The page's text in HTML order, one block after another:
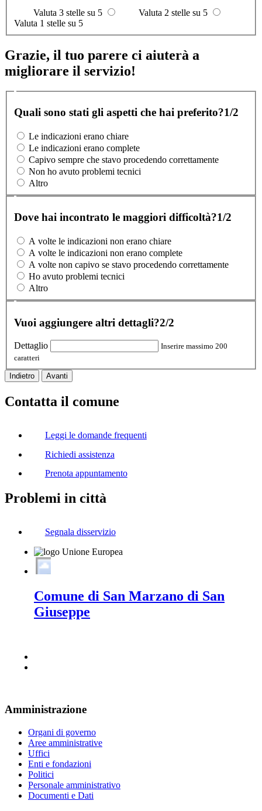
Valuta 3 stelle su 5
Valuta 2 stelle su 5
Valuta 1 stelle su 5
Grazie, il tuo parere ci aiuterà a
migliorare il servizio!
Quali sono stati gli aspetti che hai preferito?1/2
Le indicazioni erano chiare
Le indicazioni erano complete
Capivo sempre che stavo procedendo correttamente
Non ho avuto problemi tecnici
Altro
Dove hai incontrato le maggiori difficoltà?1/2
A volte le indicazioni non erano chiare
A volte le indicazioni non erano complete
A volte non capivo se stavo procedendo correttamente
Ho avuto problemi tecnici
Altro
Vuoi aggiungere altri dettagli?2/2
Dettaglio
Inserire massimo 200
caratteri
Indietro Avanti
Contatta il comune
Leggi le domande frequenti
Richiedi assistenza
Prenota appuntamento
Problemi in città
Segnala disservizio
Comune di San Marzano di San
Giuseppe
Amministrazione
Organi di governo
Aree amministrative
Uffici
Enti e fondazioni
Politici
Personale amministrativo
Documenti e Dati